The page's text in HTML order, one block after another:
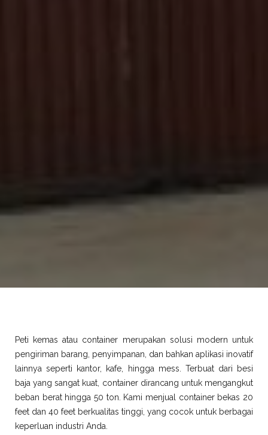
Peti kemas atau container merupakan solusi modern untuk
pengiriman barang, penyimpanan, dan bahkan aplikasi inovatif
lainnya seperti kantor, kafe, hingga mess. Terbuat dari besi
baja yang sangat kuat, container dirancang untuk mengangkut
beban berat hingga 50 ton. Kami menjual container bekas 20
feet dan 40 feet berkualitas tinggi, yang cocok untuk berbagai
keperluan industri Anda.